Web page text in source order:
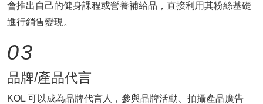
會推出自己的健身課程或營養補給品，直接利用其粉絲基礎
進行銷售變現。
03
品牌/產品代言
KOL 可以成為品牌代言人，參與品牌活動、拍攝產品廣告